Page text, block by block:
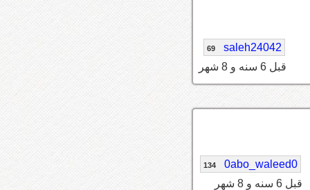
saleh24042
69
قبل 6 سنه و 8 شهر
0abo_waleed0
134
قبل 6 سنه و 8 شهر